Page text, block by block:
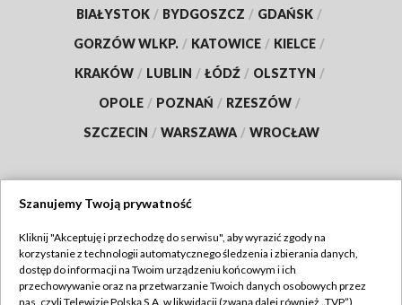
BIAŁYSTOK / BYDGOSZCZ / GDAŃSK /
GORZÓW WLKP. / KATOWICE / KIELCE /
KRAKÓW / LUBLIN / ŁÓDŹ / OLSZTYN /
OPOLE / POZNAŃ / RZESZÓW /
SZCZECIN / WARSZAWA / WROCŁAW
TVP
Abonament TVP
Regulamin TVP
Szanujemy Twoją prywatność
Kliknij "Akceptuję i przechodzę do serwisu", aby wyrazić zgody na
korzystanie z technologii automatycznego śledzenia i zbierania danych,
dostęp do informacji na Twoim urządzeniu końcowym i ich
przechowywanie oraz na przetwarzanie Twoich danych osobowych przez
nas, czyli Telewizję Polską S.A. w likwidacji (zwaną dalej również „TVP”),